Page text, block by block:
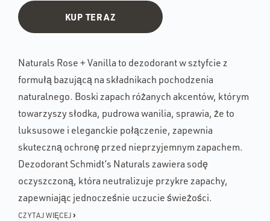
KUP TERAZ
Naturals Rose + Vanilla to dezodorant w sztyfcie z
formułą bazującą na składnikach pochodzenia
naturalnego. Boski zapach różanych akcentów, którym
towarzyszy słodka, pudrowa wanilia, sprawia, że to
luksusowe i eleganckie połączenie, zapewnia
skuteczną ochronę przed nieprzyjemnym zapachem.
Dezodorant Schmidt’s Naturals zawiera sodę
oczyszczoną, która neutralizuje przykre zapachy,
zapewniając jednocześnie uczucie świeżości.
CZYTAJ WIĘCEJ ›